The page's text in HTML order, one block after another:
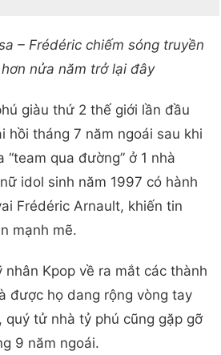
– Frédéric chiếm sóng truyền
nửa năm trở lại đây
giàu thứ 2 thế giới lần đầu
hồi tháng 7 năm ngoái sau khi
“team qua đường” ở 1 nhà
idol sinh năm 1997 có hành
Frédéric Arnault, khiến tin
mạnh mẽ.
Kpop về ra mắt các thành
được họ dang rộng vòng tay
quý tử nhà tỷ phú cũng gặp gỡ
9 năm ngoái.